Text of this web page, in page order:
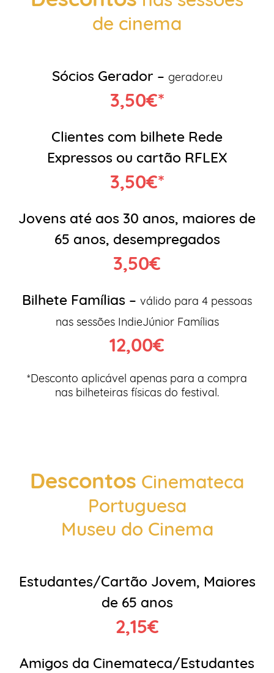
de cinema
Sócios Gerador – gerador.eu
3,50€*
Clientes com bilhete Rede
Expressos ou cartão RFLEX
3,50€*
Jovens até aos 30 anos, maiores de
65 anos, desempregados
3,50€
Bilhete Famílias – válido para 4 pessoas
nas sessões IndieJúnior Famílias
12,00€
*Desconto aplicável apenas para a compra
nas bilheteiras físicas do festival.
Descontos Cinemateca
Portuguesa
Museu do Cinema
Estudantes/Cartão Jovem, Maiores
de 65 anos
2,15€
Amigos da Cinemateca/Estudantes